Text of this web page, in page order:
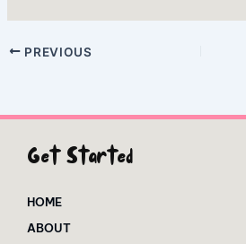
PREVIOUS
Get Started
HOME
ABOUT